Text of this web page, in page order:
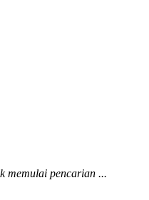
memulai pencarian ...